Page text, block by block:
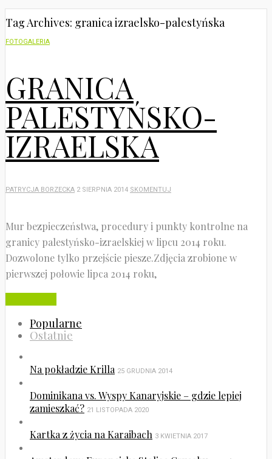
Tag Archives: granica izraelsko-palestyńska
FOTOGALERIA
GRANICA
PALESTYŃSKO-
IZRAELSKA
PATRYCJA BORZECKA 2 SIERPNIA 2014 SKOMENTUJ
Mur bezpieczeństwa, procedury i punkty kontrolne na
granicy palestyńsko-izraelskiej w lipcu 2014 roku.
Dozwolone tylko przejście piesze.Zdjęcia zrobione w
pierwszej połowie lipca 2014 roku,
Popularne
Ostatnie
Na pokładzie Krilla 25 GRUDNIA 2014
Dominikana vs. Wyspy Kanaryjskie – gdzie lepiej
zamieszkać? 21 LISTOPADA 2020
Kartka z życia na Karaibach 3 KWIETNIA 2017